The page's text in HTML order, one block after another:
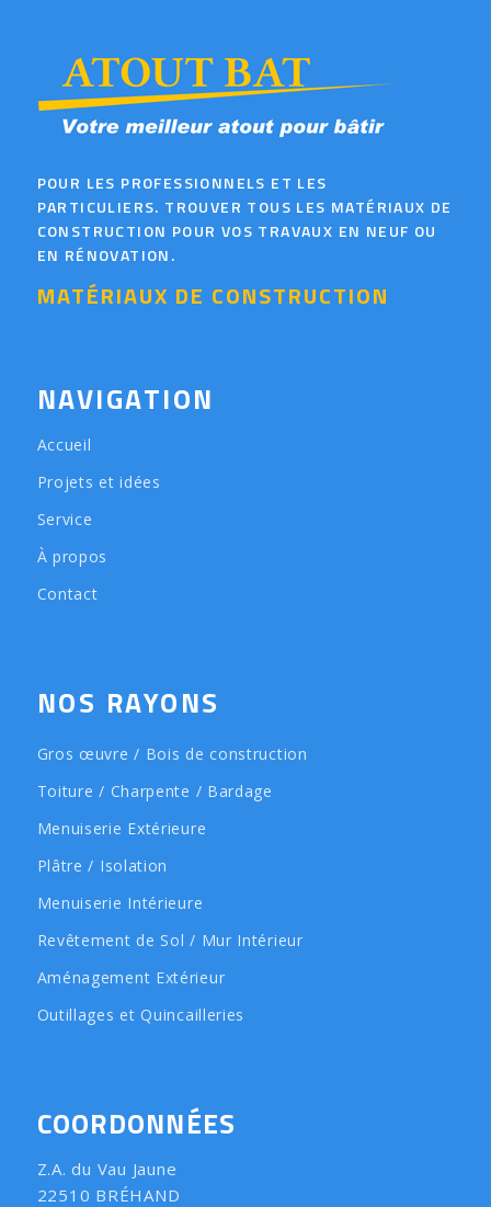
POUR LES PROFESSIONNELS ET LES
PARTICULIERS. TROUVER TOUS LES MATÉRIAUX DE
CONSTRUCTION POUR VOS TRAVAUX EN NEUF OU
EN RÉNOVATION.
MATÉRIAUX DE CONSTRUCTION
NAVIGATION
Accueil
Projets et idées
Service
À propos
Contact
NOS RAYONS
Gros œuvre / Bois de construction
Toiture / Charpente / Bardage
Menuiserie Extérieure
Plâtre / Isolation
Menuiserie Intérieure
Revêtement de Sol / Mur Intérieur
Aménagement Extérieur
Outillages et Quincailleries
COORDONNÉES
Z.A. du Vau Jaune
22510 BRÉHAND